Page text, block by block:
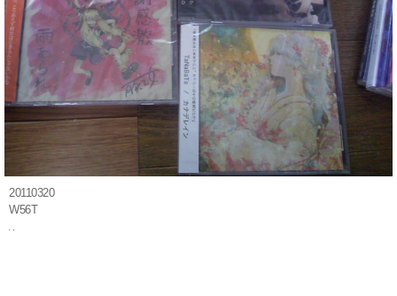
20110320
W56T